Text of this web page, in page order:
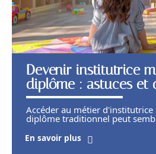
Devenir institutrice
diplôme : astuces et
Accéder au métier d'institutrice
diplôme traditionnel peut
En savoir plus